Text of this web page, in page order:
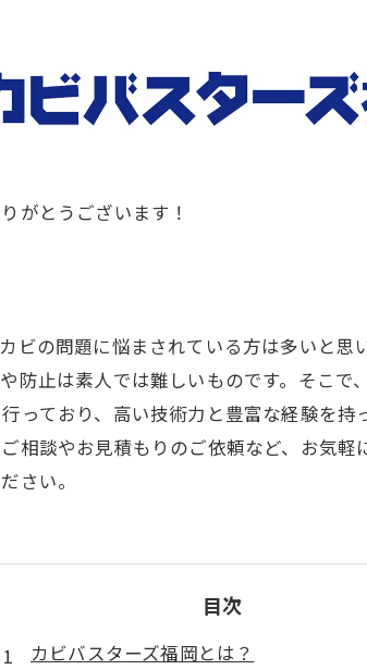
がとうございます！
ビの問題に悩まされている方は多いと
防止は素人では難しいものです。そこで
っており、高い技術力と豊富な経験を
相談やお見積もりのご依頼など、お気
さい。
目次
カビバスターズ福岡とは？